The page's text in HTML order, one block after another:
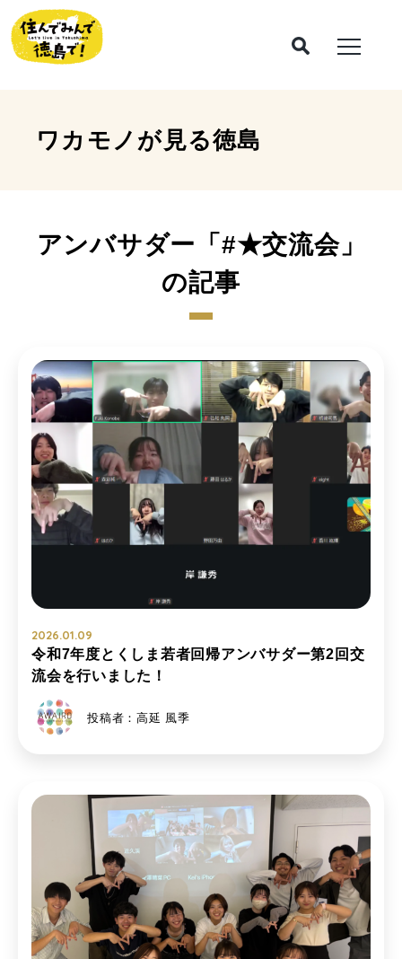
ワカモノが見る徳島
アンバサダー「#★交流会」
の記事
2026.01.09
令和7年度とくしま若者回帰アンバサダー第2回交
流会を行いました！
投稿者：高延 風季